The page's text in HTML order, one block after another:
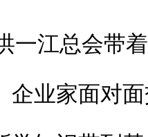
一江总会带
企业家面对